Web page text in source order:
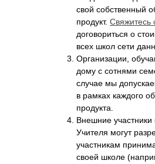
свой собственный
продукт. Свяжитесь
договориться о
всех школ сети
Организации,
дому с сотнями
случае мы
в рамках каждого
продукта.
Внешние участники
Учителя могут
участникам
своей школе